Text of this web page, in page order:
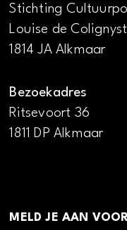
Stichting
Louise de
1814 JA Alkmaar
Bezoekadres
Ritsevoort 36
1811 DP Alkmaar
MELD JE AAN